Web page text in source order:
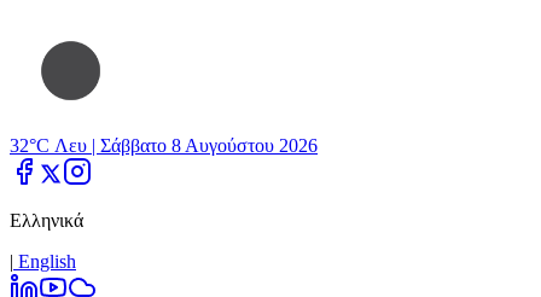
32°C Λευ | Σάββατο 8 Αυγούστου 2026
Ελληνικά
| Εnglish